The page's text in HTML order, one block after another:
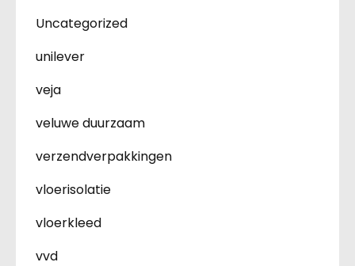
Uncategorized
unilever
veja
veluwe duurzaam
verzendverpakkingen
vloerisolatie
vloerkleed
vvd